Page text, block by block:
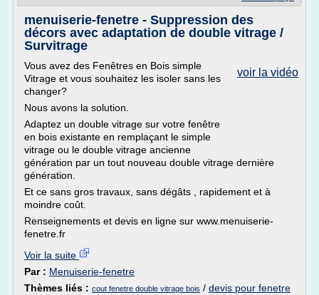
menuiserie-fenetre - Suppression des
décors avec adaptation de double vitrage /
Survitrage
voir la vidéo
Vous avez des Fenêtres en Bois simple
Vitrage et vous souhaitez les isoler sans les
changer?
Nous avons la solution.
Adaptez un double vitrage sur votre fenêtre
en bois existante en remplaçant le simple
vitrage ou le double vitrage ancienne
génération par un tout nouveau double vitrage dernière
génération.
Et ce sans gros travaux, sans dégâts , rapidement et à
moindre coût.
Renseignements et devis en ligne sur www.menuiserie-
fenetre.fr
Voir la suite
Par : Menuiserie-fenetre
Thèmes liés : cout fenetre double vitrage bois / devis pour fenetre